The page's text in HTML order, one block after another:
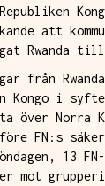
att
Rwanda
från
Kongo i
över Norra
före FN:s
13
mot